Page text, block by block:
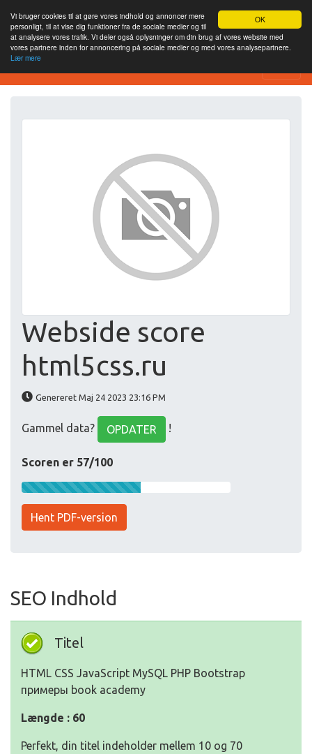
OK
Vi bruger cookies til at gøre vores indhold og annoncer mere
personligt, til at vise dig funktioner fra de sociale medier og til
at analysere vores trafik. Vi deler også oplysninger om din brug af vores website med
vores partnere inden for annoncering på sociale medier og med vores analysepartnere.
Lær mere
SEO Analytics
Webside score
html5css.ru
Genereret Maj 24 2023 23:16 PM
Gammel data? OPDATER !
Scoren er 57/100
Hent PDF-version
SEO Indhold
Titel
HTML CSS JavaScript MySQL PHP Bootstrap
примеры book academy
Længde : 60
Perfekt, din titel indeholder mellem 10 og 70